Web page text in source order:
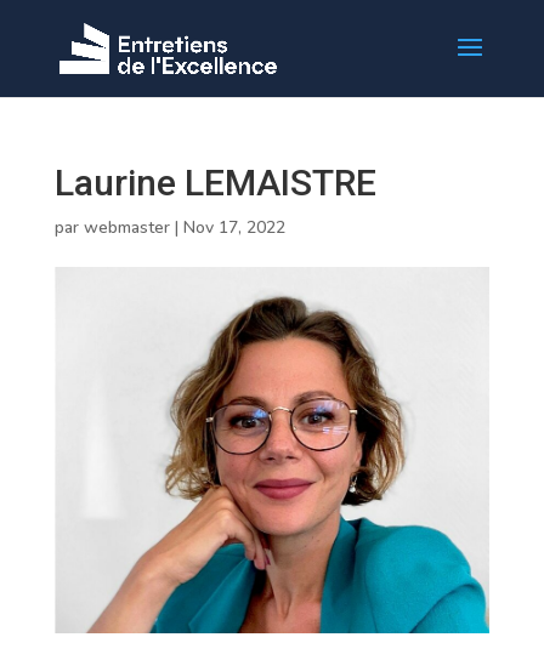
Laurine LEMAISTRE
par webmaster| Nov 17, 2022